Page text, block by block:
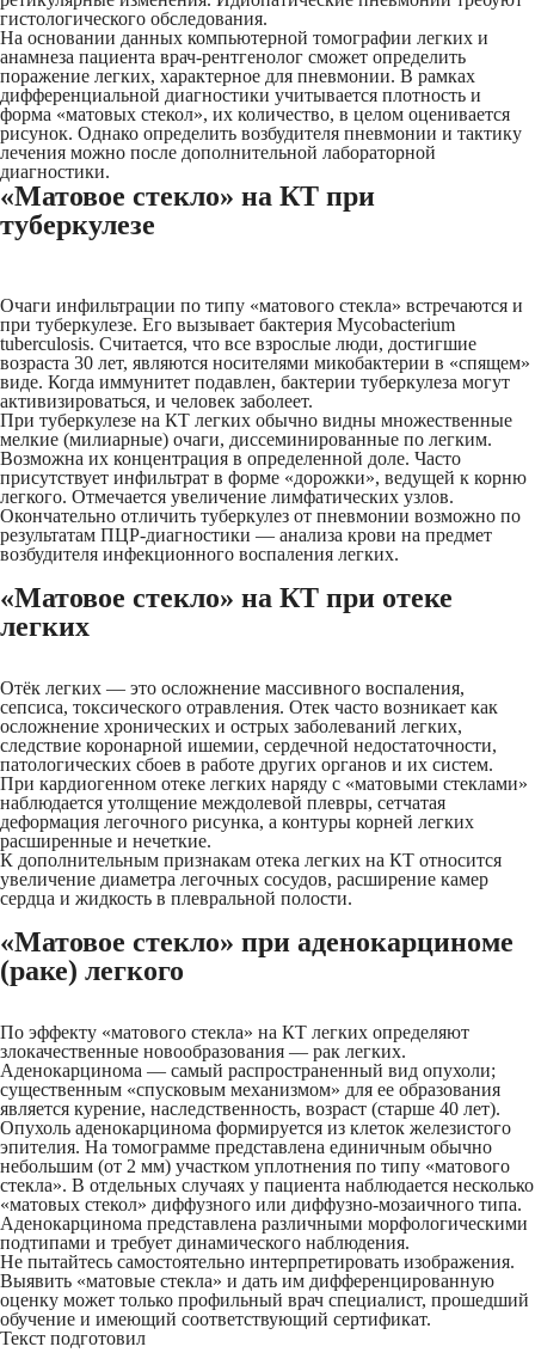
гистологического обследования.
На основании данных компьютерной томографии легких и
анамнеза пациента врач-рентгенолог сможет определить
поражение легких, характерное для пневмонии. В рамках
дифференциальной диагностики учитывается плотность и
форма «матовых стекол», их количество, в целом оценивается
рисунок. Однако определить возбудителя пневмонии и тактику
лечения можно после дополнительной лабораторной
диагностики.
«Матовое стекло» на КТ при
туберкулезе
Очаги инфильтрации по типу «матового стекла» встречаются и
при туберкулезе. Его вызывает бактерия Mycobacterium
tuberculosis. Считается, что все взрослые люди, достигшие
возраста 30 лет, являются носителями микобактерии в «спящем»
виде. Когда иммунитет подавлен, бактерии туберкулеза могут
активизироваться, и человек заболеет.
При туберкулезе на КТ легких обычно видны множественные
мелкие (милиарные) очаги, диссеминированные по легким.
Возможна их концентрация в определенной доле. Часто
присутствует инфильтрат в форме «дорожки», ведущей к корню
легкого. Отмечается увеличение лимфатических узлов.
Окончательно отличить туберкулез от пневмонии возможно по
результатам ПЦР-диагностики — анализа крови на предмет
возбудителя инфекционного воспаления легких.
«Матовое стекло» на КТ при отеке
легких
Отёк легких — это осложнение массивного воспаления,
сепсиса, токсического отравления. Отек часто возникает как
осложнение хронических и острых заболеваний легких,
следствие коронарной ишемии, сердечной недостаточности,
патологических сбоев в работе других органов и их систем.
При кардиогенном отеке легких наряду с «матовыми стеклами»
наблюдается утолщение междолевой плевры, сетчатая
деформация легочного рисунка, а контуры корней легких
расширенные и нечеткие.
К дополнительным признакам отека легких на КТ относится
увеличение диаметра легочных сосудов, расширение камер
сердца и жидкость в плевральной полости.
«Матовое стекло» при аденокарциноме
(раке) легкого
По эффекту «матового стекла» на КТ легких определяют
злокачественные новообразования — рак легких.
Аденокарцинома — самый распространенный вид опухоли;
существенным «спусковым механизмом» для ее образования
является курение, наследственность, возраст (старше 40 лет).
Опухоль аденокарцинома формируется из клеток железистого
эпителия. На томограмме представлена единичным обычно
небольшим (от 2 мм) участком уплотнения по типу «матового
стекла». В отдельных случаях у пациента наблюдается несколько
«матовых стекол» диффузного или диффузно-мозаичного типа.
Аденокарцинома представлена различными морфологическими
подтипами и требует динамического наблюдения.
Не пытайтесь самостоятельно интерпретировать изображения.
Выявить «матовые стекла» и дать им дифференцированную
оценку может только профильный врач специалист, прошедший
обучение и имеющий соответствующий сертификат.
Текст подготовил